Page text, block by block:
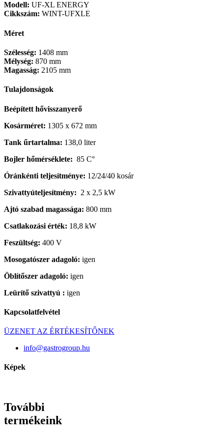
Modell: UF-XL ENERGY
Cikkszám: WINT-UFXLE
Méret
Szélesség: 1408 mm
Mélység: 870 mm
Magasság: 2105 mm
Tulajdonságok
Beépített hővisszanyerő
Kosárméret: 1305 x 672 mm
Tank űrtartalma: 138,0 liter
Bojler hőmérséklete: 85 C°
Óránkénti teljesítménye: 12/24/40 kosár
Szivattyúteljesítmény: 2 x 2,5 kW
Ajtó szabad magassága: 800 mm
Csatlakozási érték: 18,8 kW
Feszültség: 400 V
Mosogatószer adagoló: igen
Öblítőszer adagoló: igen
Leürítő szivattyú : igen
Kapcsolatfelvétel
ÜZENET AZ ÉRTÉKESÍTŐNEK
info@gastrogroup.hu
Képek
További
termékeink